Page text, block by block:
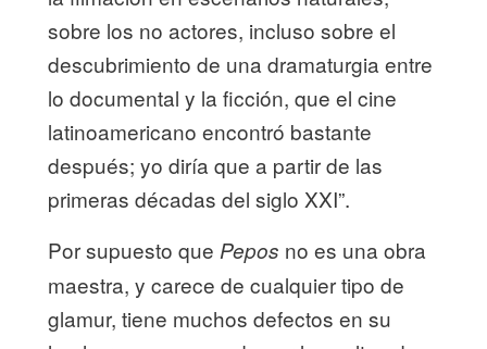
sobre los no actores, incluso sobre el
descubrimiento de una dramaturgia entre
lo documental y la ficción, que el cine
latinoamericano encontró bastante
después; yo diría que a partir de las
primeras décadas del siglo XXI”.
Por supuesto que Pepos no es una obra
maestra, y carece de cualquier tipo de
glamur, tiene muchos defectos en su